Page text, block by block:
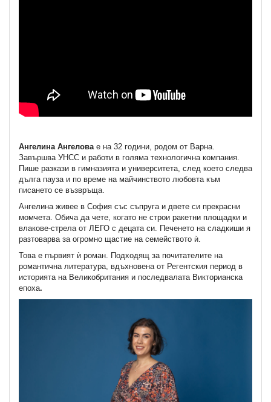
Ангелина Ангеловае на 32 години, родом от Варна.
Завършва УНСС и работи в голяма технологична компания.
Пише разкази в гимназията и университета, след което следва
дълга пауза и по време на майчинството любовта към
писането се възвръща.
Ангелина живее в София със съпруга и двете си прекрасни
момчета. Обича да чете, когато не строи ракетни площадки и
влакове-стрела от ЛЕГО с децата си. Печенето на сладкиши я
разтоварва за огромно щастие на семейството ѝ.
Това е първият ѝ роман. Подходящ за почитателите на
романтична литература, вдъхновена от Регентския период в
историята на Великобритания и последвалата Викторианска
епоха.